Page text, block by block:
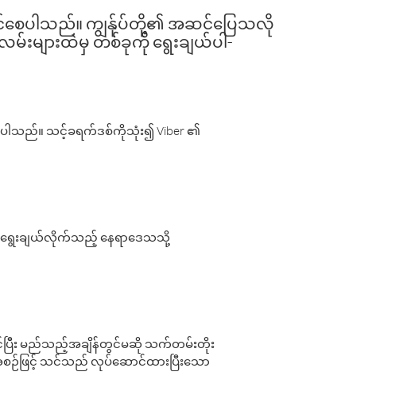
နိုင်စေပါသည်။ ကျွန်ုပ်တို့၏ အဆင်ပြေသလို
းများထဲမှ တစ်ခုကို ရွေးချယ်ပါ-
သည်။ သင့်ခရက်ဒစ်ကိုသုံး၍ Viber ၏
ရွေးချယ်လိုက်သည့် နေရာဒေသသို့
နိုင်ပြီး မည်သည့်အချိန်တွင်မဆို သက်တမ်းတိုး
ဖြင့် သင်သည် လုပ်ဆောင်ထားပြီးသော